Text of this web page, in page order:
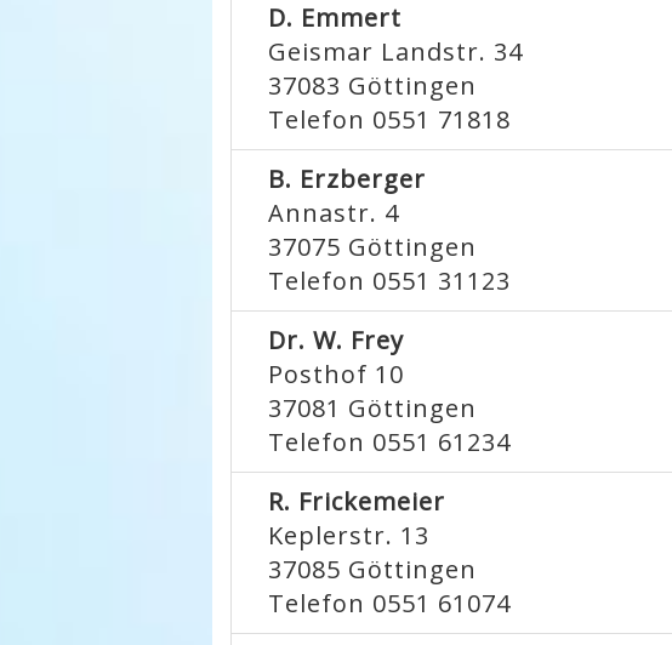
D. Emmert
Geismar Landstr. 34
37083 Göttingen
Telefon 0551 71818
B. Erzberger
Annastr. 4
37075 Göttingen
Telefon 0551 31123
Dr. W. Frey
Posthof 10
37081 Göttingen
Telefon 0551 61234
R. Frickemeier
Keplerstr. 13
37085 Göttingen
Telefon 0551 61074